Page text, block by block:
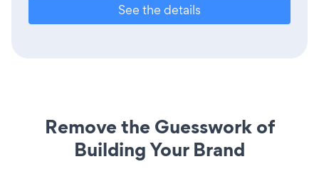
See the details
Remove the Guesswork of
Building Your Brand